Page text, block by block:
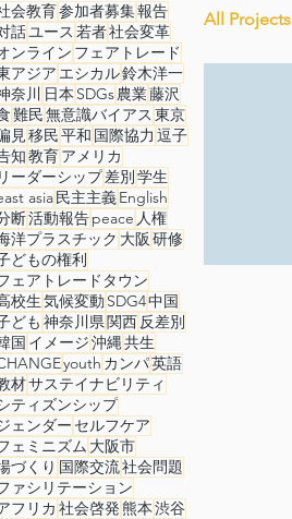
会教育参加者募集報告
話ユース 若者社会変革
ンライン フェアトレード
アジア エシカル鈴木洋一
奈川 日本 SDGs農業藤沢
難民無意識バイアス 東京
見移民平和 国際協力 逗子
知教育アメリカ
ーダーシップ差別学生
asia民主主義English
断活動報告peace 人権
洋プラスチック 大阪 研修
どもの権利
ェアトレードタウン
校生気候変動 SDG4中国
ども 神奈川県関西反差別
国 イメージ沖縄共生
youth カンパ英語
材サステイナビリティ
ティズンシップ
ェンダー セルフケア
ェミニズム 大阪市
づくり 国際交流社会問題
ァシリテーション
フリカ 社会啓発熊本渋谷
All Projects